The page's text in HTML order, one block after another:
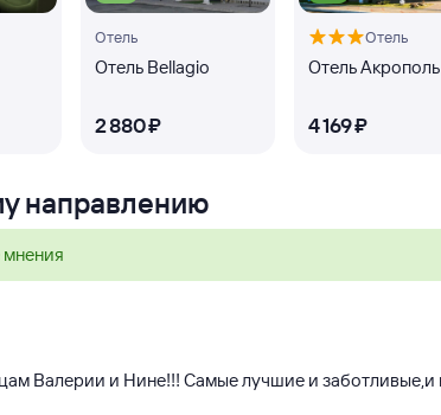
Отель
Отель Bellagio
2 ⁠880 ⁠₽
Отель
Отель Акрополь
4 ⁠169 ⁠₽
направлению
Валерии и Нине!!! Самые лучшие и заботливые,и